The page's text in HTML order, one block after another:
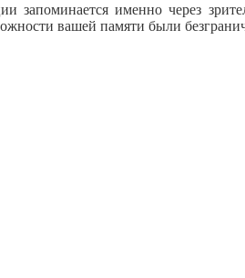
именно через
вашей памяти были